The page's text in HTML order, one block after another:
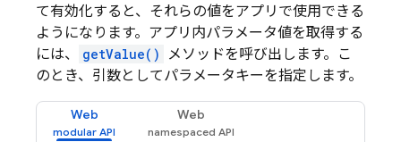
て有効化すると、それらの値をアプリで使用できる
ようになります。アプリ内パラメータ値を取得する
には、
getValue()
メソッドを呼び出します。こ
のとき、引数としてパラメータキーを指定します。
Web Web